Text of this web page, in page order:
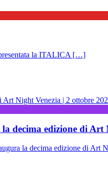
presentata la ITALICA […]
decima edizione di Art
la decima edizione di Art